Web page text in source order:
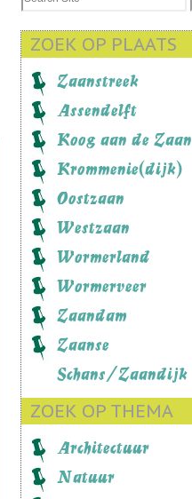
ZOEK OP PLAATS
Zaanstreek
Assendelft
Koog aan de Zaan
Krommenie(dijk)
Oostzaan
Westzaan
Wormerland
Wormerveer
Zaandam
Zaanse
Schans/Zaandijk
ZOEK OP THEMA
Architectuur
Natuur